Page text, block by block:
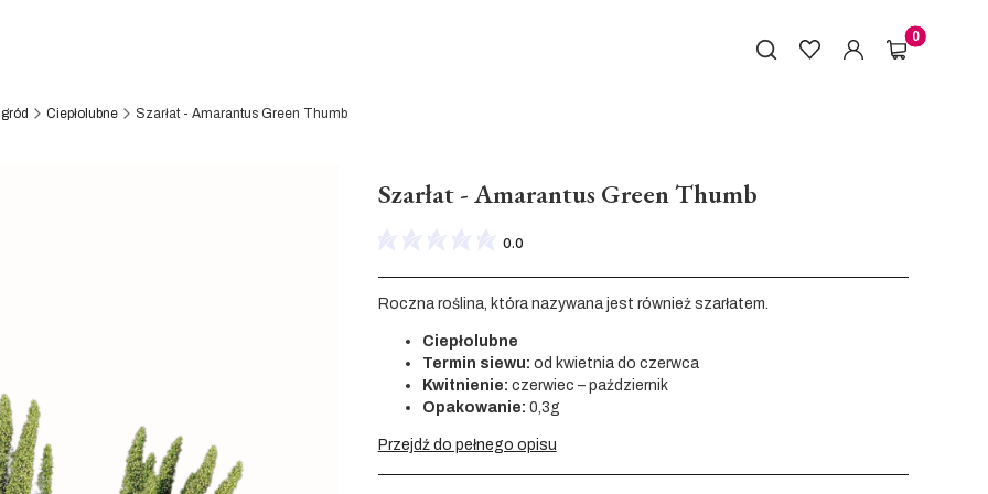
Produkty w
Ciepłolubne Szarłat - Amarantus Green Thumb
Szarłat - Amarantus Green Thumb
0.0
Roczna roślina, która nazywana jest również szarłatem.
Ciepłolubne
Termin siewu: od kwietnia do czerwca
Kwitnienie: czerwiec – październik
Opakowanie: 0,3g
Przejdź do pełnego opisu